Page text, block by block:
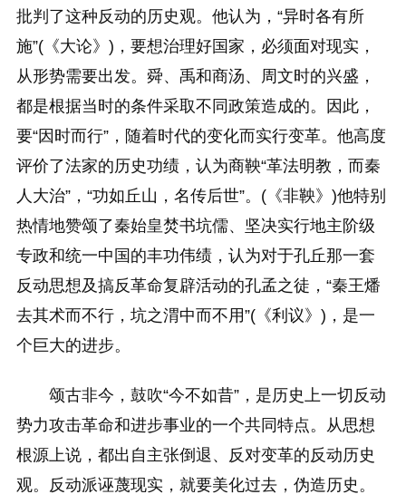
批判了这种反动的历史观。他认为，“异时各有所
施”(《大论》)，要想治理好国家，必须面对现实，
从形势需要出发。舜、禹和商汤、周文时的兴盛，
都是根据当时的条件采取不同政策造成的。因此，
要“因时而行”，随着时代的变化而实行变革。他高度
评价了法家的历史功绩，认为商鞅“革法明教，而秦
人大治”，“功如丘山，名传后世”。(《非鞅》)他特别
热情地赞颂了秦始皇焚书坑儒、坚决实行地主阶级
专政和统一中国的丰功伟绩，认为对于孔丘那一套
反动思想及搞反革命复辟活动的孔孟之徒，“秦王燔
去其术而不行，坑之渭中而不用”(《利议》)，是一
个巨大的进步。
颂古非今，鼓吹“今不如昔”，是历史上一切反动
势力攻击革命和进步事业的一个共同特点。从思想
根源上说，都出自主张倒退、反对变革的反动历史
观。反动派诬蔑现实，就要美化过去，伪造历史。